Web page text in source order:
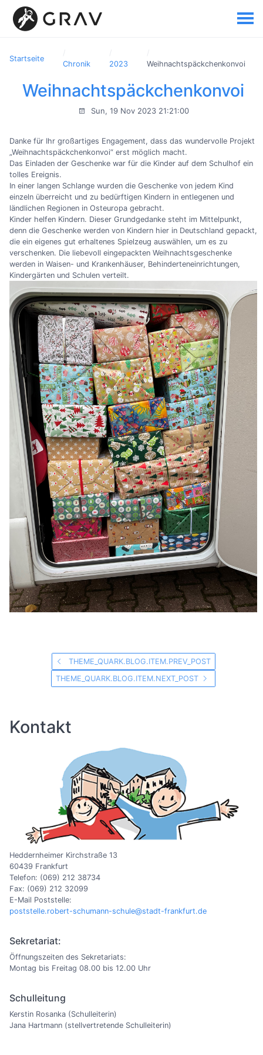
Startseite
Chronik 2023 Weihnachtspäckchenkonvoi
Weihnachtspäckchenkonvoi
Sun, 19 Nov 2023 21:21:00
Danke für Ihr großartiges Engagement, dass das wundervolle Projekt
„Weihnachtspäckchenkonvoi“ erst möglich macht.
Das Einladen der Geschenke war für die Kinder auf dem Schulhof ein
tolles Ereignis.
In einer langen Schlange wurden die Geschenke von jedem Kind
einzeln überreicht und zu bedürftigen Kindern in entlegenen und
ländlichen Regionen in Osteuropa gebracht.
Kinder helfen Kindern. Dieser Grundgedanke steht im Mittelpunkt,
denn die Geschenke werden von Kindern hier in Deutschland gepackt,
die ein eigenes gut erhaltenes Spielzeug auswählen, um es zu
verschenken. Die liebevoll eingepackten Weihnachtsgeschenke
werden in Waisen- und Krankenhäuser, Behinderteneinrichtungen,
Kindergärten und Schulen verteilt.
THEME_QUARK.BLOG.ITEM.PREV_POST
THEME_QUARK.BLOG.ITEM.NEXT_POST
Kontakt
Heddernheimer Kirchstraße 13
60439 Frankfurt
Telefon: (069) 212 38734
Fax: (069) 212 32099
E-Mail Poststelle:
poststelle.robert-schumann-schule@stadt-frankfurt.de
Sekretariat:
Öffnungszeiten des Sekretariats:
Montag bis Freitag 08.00 bis 12.00 Uhr
Schulleitung
Kerstin Rosanka (Schulleiterin)
Jana Hartmann (stellvertretende Schulleiterin)